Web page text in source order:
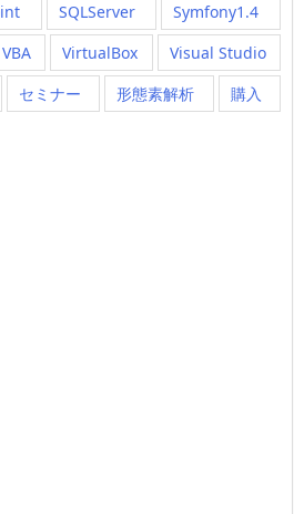
SQLServer
Symfony1.4
VBA VirtualBox
Visual Studio
セミナー 形態素解析 購入